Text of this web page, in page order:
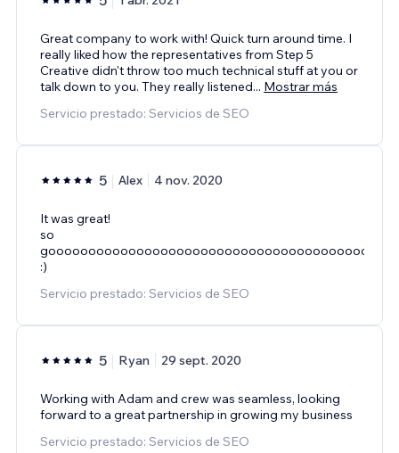
Great company to work with! Quick turn around time. I
really liked how the representatives from Step 5
Creative didn't throw too much technical stuff at you or
talk down to you. They really listened... Mostrar más
Servicio prestado: Servicios de SEO
5 Alex 4 nov. 2020
It was great!
so
:)
Servicio prestado: Servicios de SEO
5 Ryan 29 sept. 2020
Working with Adam and crew was seamless, looking
forward to a great partnership in growing my business
Servicio prestado: Servicios de SEO